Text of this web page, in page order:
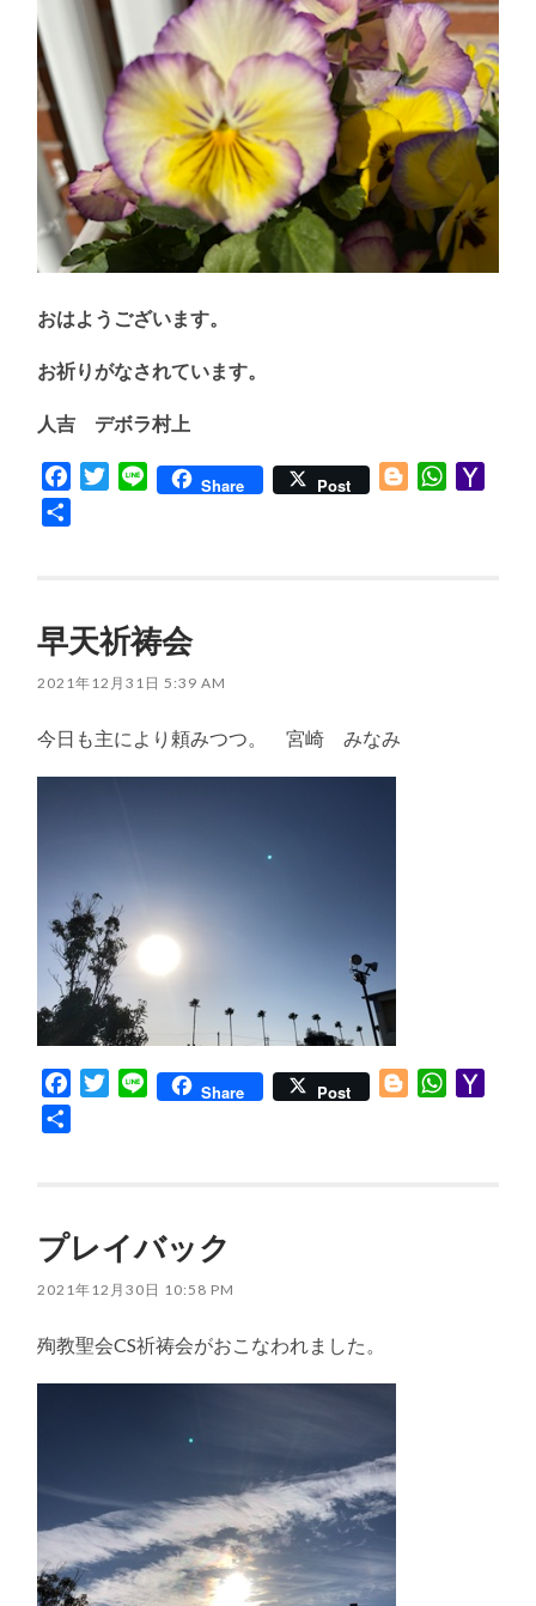
おはようございます。
お祈りがなされています。
人吉 デボラ村上
FacebookTwitter
Line Share Post BloggerWhatsApp
早天祈祷会
2021年12月31日 5:39 AM
今日も主により頼みつつ。 宮崎 みなみ
FacebookTwitter
Line Share Post BloggerWhatsApp
プレイバック
2021年12月30日 10:58 PM
殉教聖会CS祈祷会がおこなわれました。